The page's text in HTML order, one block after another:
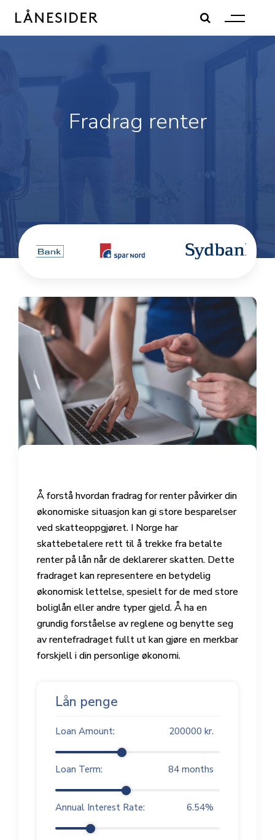
content
Fradrag renter
Å forstå hvordan fradrag for renter påvirker din
økonomiske situasjon kan gi store besparelser
ved skatteoppgjøret. I Norge har
skattebetalere rett til å trekke fra betalte
renter på lån når de deklarerer skatten. Dette
fradraget kan representere en betydelig
økonomisk lettelse, spesielt for de med store
boliglån eller andre typer gjeld. Å ha en
grundig forståelse av reglene og benytte seg
av rentefradraget fullt ut kan gjøre en merkbar
forskjell i din personlige økonomi.
Lån penge
Loan Amount: 200000 kr.
Loan Term: 84 months
Annual Interest Rate: 6.54%